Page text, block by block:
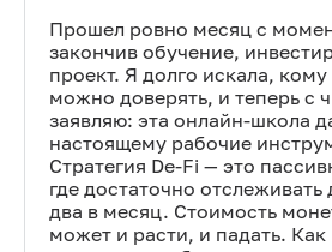
Прошел ровно месяц с
закончив обучение,
проект. Я долго искала,
можно доверять, и теперь с
заявляю: эта онлайн-школа
настоящему рабочие
Стратегия De-Fi — это
где достаточно отслеживать
два в месяц. Стоимость
может и расти, и падать.